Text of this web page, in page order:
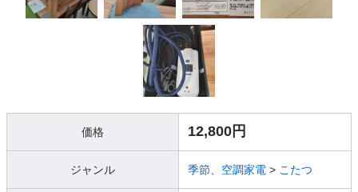
価格 12,800円
ジャンル 季節、空調家電 > こたつ